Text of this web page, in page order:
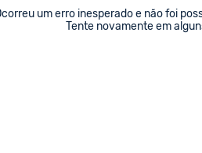
um erro inesperado e não foi
Tente novamente em